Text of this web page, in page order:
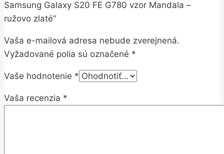
Samsung Galaxy S20 FE G780 vzor Mandala –
ružovo zlaté”
Vaša e-mailová adresa nebude zverejnená.
Vyžadované polia sú označené *
Vaše hodnotenie *
Vaša recenzia *